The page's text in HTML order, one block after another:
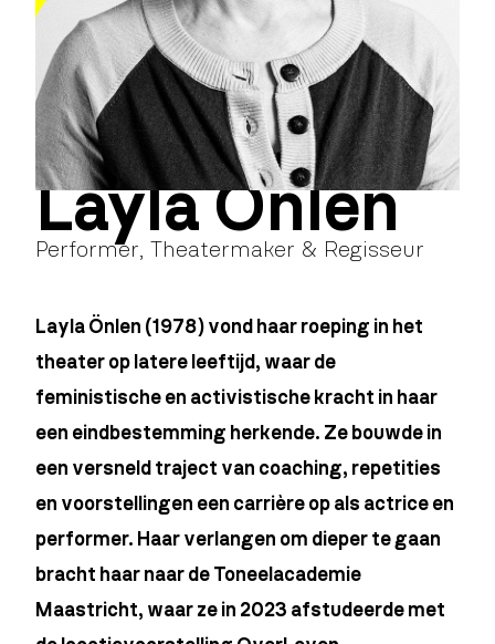
Layla Önlen
Performer, Theatermaker & Regisseur
Layla Önlen (1978) vond haar roeping in het
theater op latere leeftijd, waar de
feministische en activistische kracht in haar
een eindbestemming herkende. Ze bouwde in
een versneld traject van coaching, repetities
en voorstellingen een carrière op als actrice en
performer. Haar verlangen om dieper te gaan
bracht haar naar de Toneelacademie
Maastricht, waar ze in 2023 afstudeerde met